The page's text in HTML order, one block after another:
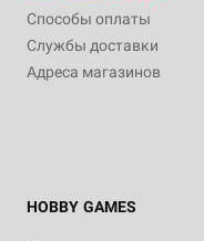
Способы оплаты
Службы доставки
Адреса магазинов
HOBBY GAMES